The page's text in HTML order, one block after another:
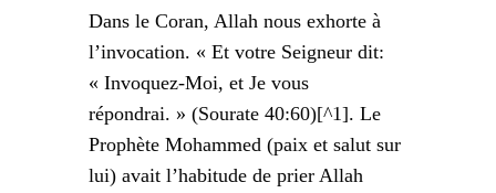
Dans le Coran, Allah nous exhorte à
l’invocation. « Et votre Seigneur dit:
« Invoquez-Moi, et Je vous
répondrai. » (Sourate 40:60)[^1]. Le
Prophète Mohammed (paix et salut sur
lui) avait l’habitude de prier Allah